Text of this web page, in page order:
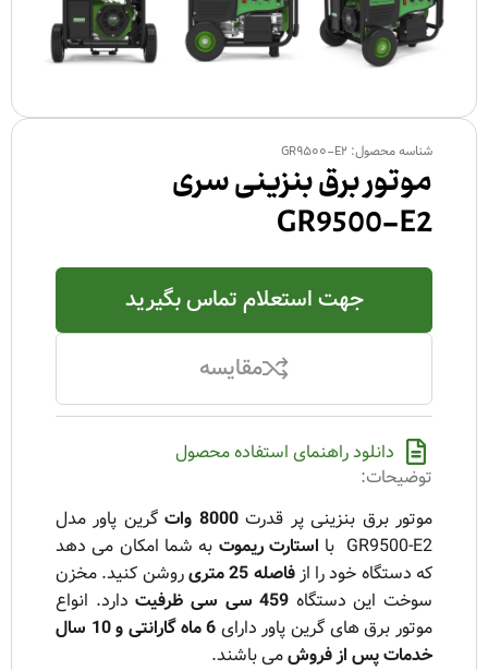
شناسه محصول: GR9500-E2
موتور برق بنزینی سری
GR9500-E2
جهت استعلام تماس بگیرید
مقایسه
دانلود راهنمای استفاده محصول
توضیحات:
موتور برق بنزینی پر قدرت8000 وات
گرین پاور مدل
GR9500-E2 با
استارت ریموت به شما امکان می دهد
که دستگاه خود را ازفاصله 25 متری
روشن کنید. مخزن
سوخت این دستگاه 459 سی سی ظرفیت
دارد. انواع
موتور برق های گرین پاور دارای
6 ماه گارانتی و 10 سال
خدمات پس از فروشمی باشند.